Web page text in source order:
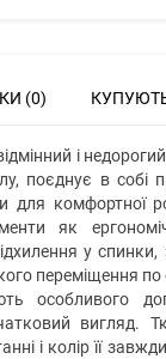
(0)
і
поєднує в собі
для комфортної
як
у спинки,
переміщення по
особливого
вигляд.
і колір її